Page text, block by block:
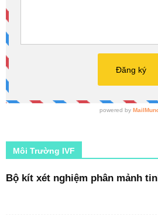
Môi Trường IVF
Bộ kít xét nghiệm phân mảnh